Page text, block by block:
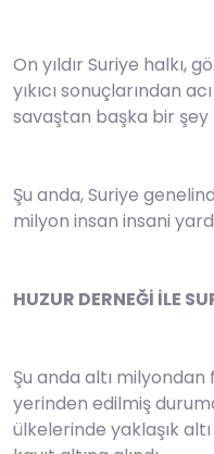
On yıldır Suriye halkı,
yıkıcı sonuçlarından
savaştan başka bir
Şu anda, Suriye
milyon insan insani
HUZUR DERNEĞİ İLE
Şu anda altı milyondan
yerinden edilmiş
ülkelerinde yaklaşık